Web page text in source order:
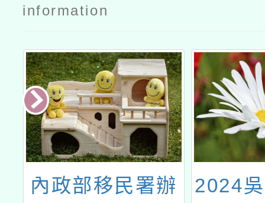
information
內政部移民署辦
2024